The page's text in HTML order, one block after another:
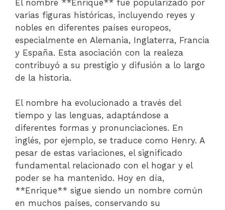
El nombre **Enrique** fue popularizado por
varias figuras históricas, incluyendo reyes y
nobles en diferentes países europeos,
especialmente en Alemania, Inglaterra, Francia
y España. Esta asociación con la realeza
contribuyó a su prestigio y difusión a lo largo
de la historia.
El nombre ha evolucionado a través del
tiempo y las lenguas, adaptándose a
diferentes formas y pronunciaciones. En
inglés, por ejemplo, se traduce como Henry. A
pesar de estas variaciones, el significado
fundamental relacionado con el hogar y el
poder se ha mantenido. Hoy en día,
**Enrique** sigue siendo un nombre común
en muchos países, conservando su